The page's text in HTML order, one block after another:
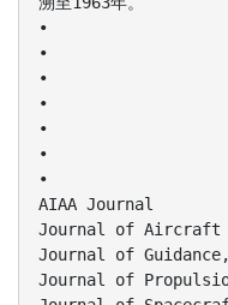
•
•
•
•
•
•
•
AIAA Journal
Journal of Aircraft
Journal of
Journal of